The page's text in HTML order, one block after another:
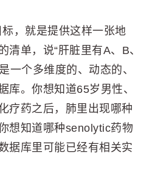
，就是提供这样一张地
清单，说“肝脏里有A、B、
一个多维度的、动态的、
库。你想知道65岁男性、
疗药之后，肺里出现哪种
想知道哪种senolytic药物
据库里可能已经有相关实